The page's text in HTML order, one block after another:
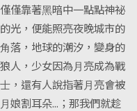
僅僅靠著⿊暗中⼀點點神祕
的光，便能照亮夜晚城市的
⾓落，地球的潮汐，變身的
狼人，少女因為⽉亮成為戰
⼠，還有人說指著⽉亮會被
⽉娘割耳朵...；那我們就趁